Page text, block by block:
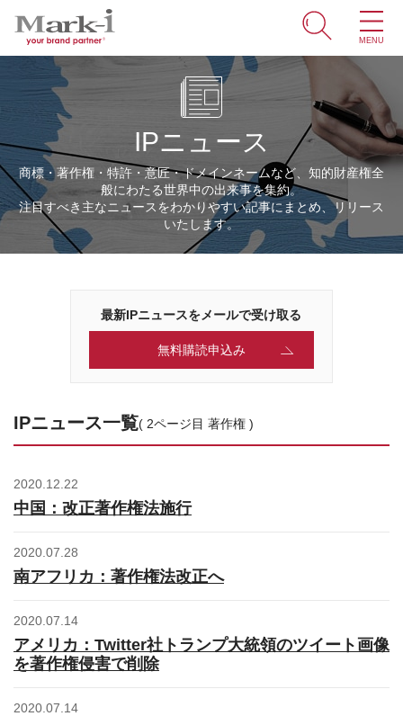
MENU
サービス
取引事例
商標・ブランドの豆知識
知財情報
ENGLISH
IPニュース
商標・著作権・特許・意匠・ドメインネームなど、知的財産権全
般にわたる世界中の出来事を集約。
注目すべき主なニュースをわかりやすい記事にまとめ、リリース
いたします。
最新IPニュースをメールで受け取る
無料購読申込み
IPニュース一覧( 2ページ目 著作権 )
2020.12.22
中国：改正著作権法施行
2020.07.28
南アフリカ：著作権法改正へ
2020.07.14
アメリカ：Twitter社トランプ大統領のツイート画像
を著作権侵害で削除
2020.07.14